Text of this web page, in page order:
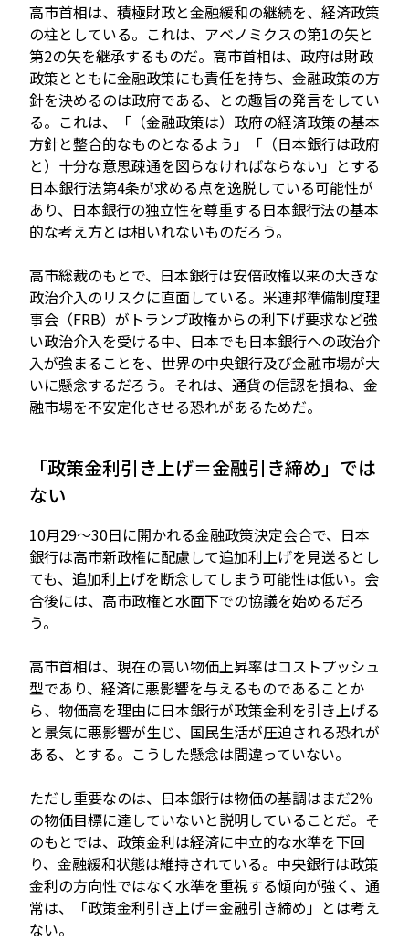
高市首相は、積極財政と金融緩和の継続を、経済政策
の柱としている。これは、アベノミクスの第1の矢と
第2の矢を継承するものだ。高市首相は、政府は財政
政策とともに金融政策にも責任を持ち、金融政策の方
針を決めるのは政府である、との趣旨の発言をしてい
る。これは、「（金融政策は）政府の経済政策の基本
方針と整合的なものとなるよう」「（日本銀行は政府
と）十分な意思疎通を図らなければならない」とする
日本銀行法第4条が求める点を逸脱している可能性が
あり、日本銀行の独立性を尊重する日本銀行法の基本
的な考え方とは相いれないものだろう。
高市総裁のもとで、日本銀行は安倍政権以来の大きな
政治介入のリスクに直面している。米連邦準備制度理
事会（FRB）がトランプ政権からの利下げ要求など強
い政治介入を受ける中、日本でも日本銀行への政治介
入が強まることを、世界の中央銀行及び金融市場が大
いに懸念するだろう。それは、通貨の信認を損ね、金
融市場を不安定化させる恐れがあるためだ。
「政策金利引き上げ＝金融引き締め」では
ない
10月29～30日に開かれる金融政策決定会合で、日本
銀行は高市新政権に配慮して追加利上げを見送るとし
ても、追加利上げを断念してしまう可能性は低い。会
合後には、高市政権と水面下での協議を始めるだろ
う。
高市首相は、現在の高い物価上昇率はコストプッシュ
型であり、経済に悪影響を与えるものであることか
ら、物価高を理由に日本銀行が政策金利を引き上げる
と景気に悪影響が生じ、国民生活が圧迫される恐れが
ある、とする。こうした懸念は間違っていない。
ただし重要なのは、日本銀行は物価の基調はまだ2％
の物価目標に達していないと説明していることだ。そ
のもとでは、政策金利は経済に中立的な水準を下回
り、金融緩和状態は維持されている。中央銀行は政策
金利の方向性ではなく水準を重視する傾向が強く、通
常は、「政策金利引き上げ＝金融引き締め」とは考え
ない。